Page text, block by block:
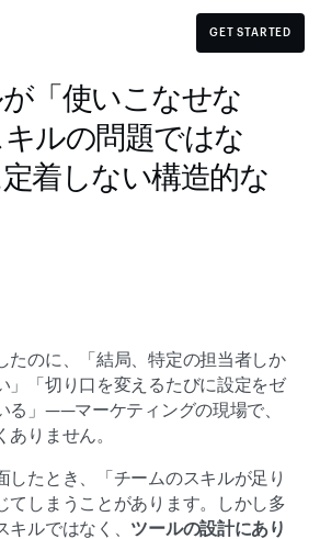
GET STARTED
「使いこなせな
ルの問題ではな
着しない構造的な
たのに、「結局、特定の担当者しか
」「切り口を変えるたびに設定をゼ
る」——マーケティングの現場で、
ありません。
したとき、「チームのスキルが足り
てしまうことがあります。しかし多
キルではなく、 ツールの設計にあり